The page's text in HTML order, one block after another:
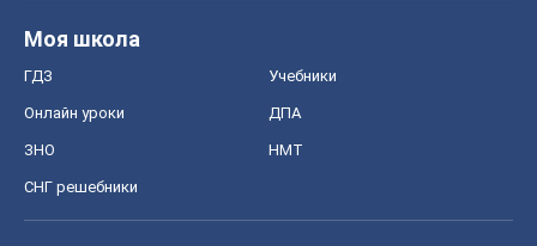
Моя школа
ГДЗ Учебники
Онлайн уроки ДПА
ЗНО НМТ
СНГ решебники